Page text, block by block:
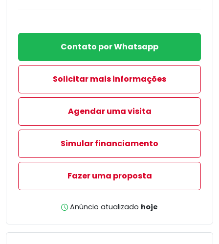
Contato por Whatsapp
Solicitar mais informações
Agendar uma visita
Simular financiamento
Fazer uma proposta
Anúncio atualizado hoje